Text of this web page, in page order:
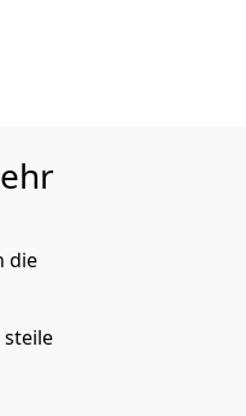
die